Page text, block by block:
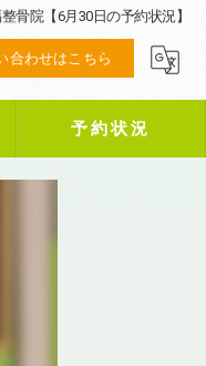
骨院【6月30日の予約状況】
合わせはこちら
予約状況